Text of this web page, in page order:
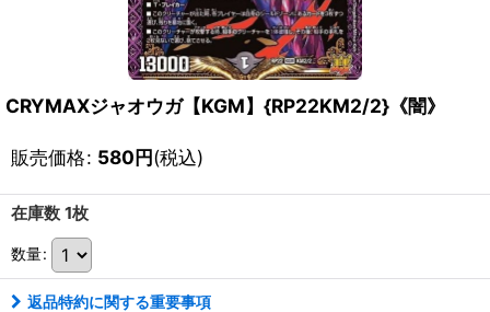
CRYMAXジャオウガ【KGM】{RP22KM2/2}《闇》
販売価格: 580円(税込)
在庫数 1枚
数量:
返品特約に関する重要事項